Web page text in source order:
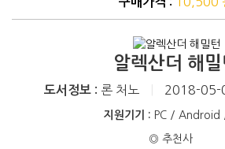
알렉산더 해밀
도서정보 : 론 처노 2018-05-
지원기기 : PC / Android
◎ 추천사